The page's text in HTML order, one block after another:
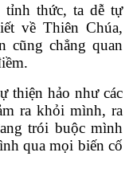
tỉnh thức, ta dễ tự
về Thiên Chúa,
cũng chẳng quan
thiện hảo như các
ra khỏi mình, ra
trói buộc mình
qua mọi biến cố